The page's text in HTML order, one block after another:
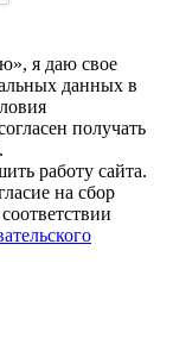
я даю свое
данных в
получать
работу сайта.
на сбор